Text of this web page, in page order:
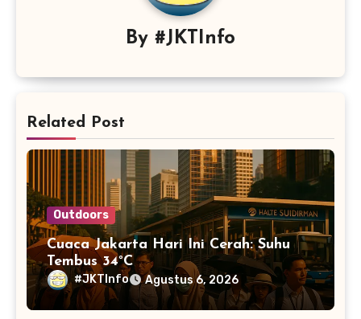
By #JKTInfo
Related Post
Outdoors
Cuaca Jakarta Hari Ini Cerah: Suhu
Tembus 34°C
#JKTInfo Agustus 6, 2026